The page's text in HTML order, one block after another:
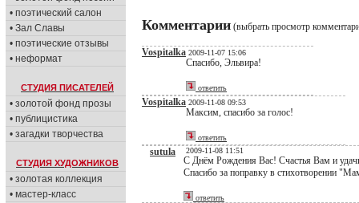
• поэтический салон
• Зал Славы
• поэтические отзывы
• неформат
СТУДИЯ ПИСАТЕЛЕЙ
• золотой фонд прозы
• публицистика
• загадки творчества
СТУДИЯ ХУДОЖНИКОВ
• золотая коллекция
• мастер-класс
Комментарии (выбрать просмотр
Vospitalka 2009-11-07 15:06
Спасибо, Эльвира!
ответить
Vospitalka 2009-11-08 09:53
Максим, спасибо за голос!
ответить
sutula 2009-11-08 11:51
С Днём Рождения Вас! Счастья Вам и
Спасибо за поправку в стихотворении
ответить